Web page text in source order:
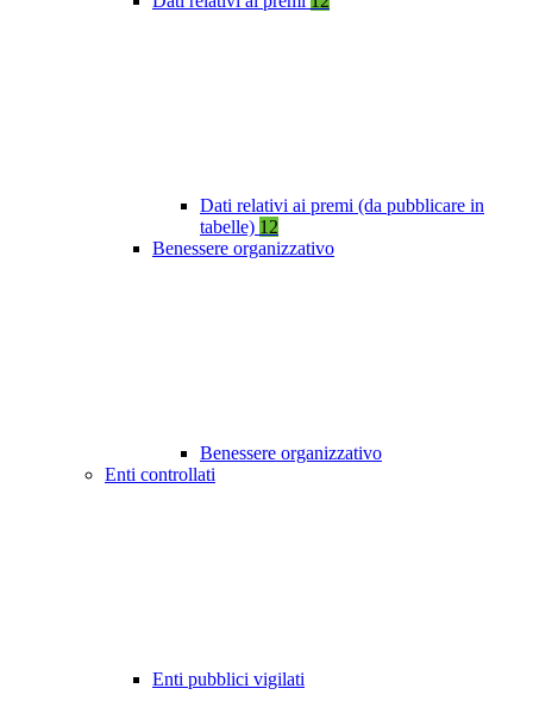
Dati relativi ai premi (da pubblicare in
tabelle) 12
Benessere organizzativo
Benessere organizzativo
Enti controllati
Enti pubblici vigilati